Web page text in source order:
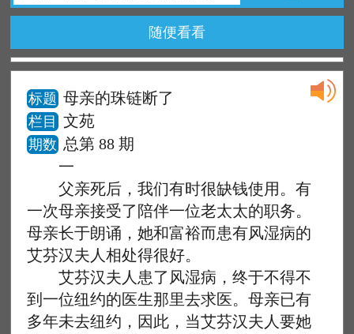
随便看看
标题 母亲的珠链断了
栏目 文苑
期数 总第 88 期
一
父亲死后，我们有时很缺钱使用。有
一次母亲接受了陪伴一位老太太的职务。
母亲长于朗诵，她和富裕而患有风湿病的
艾芬汉夫人相处得很好。
艾芬汉夫人患了风湿病，终于不得不
到一位纽约的医生那里去求医。母亲已有
多年未去纽约，因此，当艾芬汉夫人要她